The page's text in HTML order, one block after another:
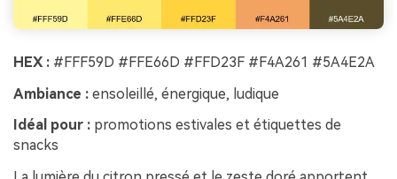
HEX : #FFF59D #FFE66D #FFD23F #F4A261 #5A4E2A
Ambiance : ensoleillé, énergique, ludique
Idéal pour : promotions estivales et étiquettes de
snacks